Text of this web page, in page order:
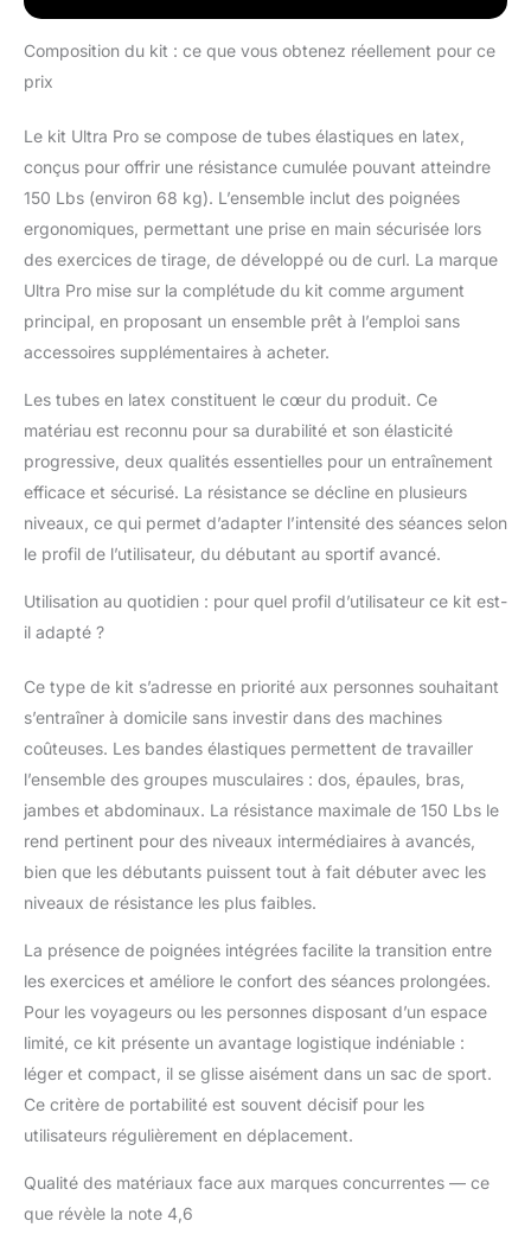
Composition du kit : ce que vous obtenez réellement pour ce
prix
Le kit Ultra Pro se compose de tubes élastiques en latex,
conçus pour offrir une résistance cumulée pouvant atteindre
150 Lbs (environ 68 kg). L’ensemble inclut des poignées
ergonomiques, permettant une prise en main sécurisée lors
des exercices de tirage, de développé ou de curl. La marque
Ultra Pro mise sur la complétude du kit comme argument
principal, en proposant un ensemble prêt à l’emploi sans
accessoires supplémentaires à acheter.
Les tubes en latex constituent le cœur du produit. Ce
matériau est reconnu pour sa durabilité et son élasticité
progressive, deux qualités essentielles pour un entraînement
efficace et sécurisé. La résistance se décline en plusieurs
niveaux, ce qui permet d’adapter l’intensité des séances selon
le profil de l’utilisateur, du débutant au sportif avancé.
Utilisation au quotidien : pour quel profil d’utilisateur ce kit est-
il adapté ?
Ce type de kit s’adresse en priorité aux personnes souhaitant
s’entraîner à domicile sans investir dans des machines
coûteuses. Les bandes élastiques permettent de travailler
l’ensemble des groupes musculaires : dos, épaules, bras,
jambes et abdominaux. La résistance maximale de 150 Lbs le
rend pertinent pour des niveaux intermédiaires à avancés,
bien que les débutants puissent tout à fait débuter avec les
niveaux de résistance les plus faibles.
La présence de poignées intégrées facilite la transition entre
les exercices et améliore le confort des séances prolongées.
Pour les voyageurs ou les personnes disposant d’un espace
limité, ce kit présente un avantage logistique indéniable :
léger et compact, il se glisse aisément dans un sac de sport.
Ce critère de portabilité est souvent décisif pour les
utilisateurs régulièrement en déplacement.
Qualité des matériaux face aux marques concurrentes — ce
que révèle la note 4,6